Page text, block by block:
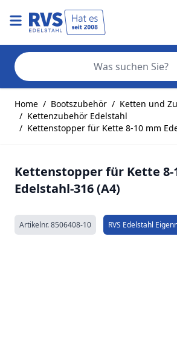
Home / Bootszubehör / Ketten und
/ Kettenzubehör Edelstahl
/ Kettenstopper für Kette 8-10 mm
Kettenstopper für Kette 8-
Edelstahl-316 (A4)
Artikelnr.8506408-10 RVS Edelstahl